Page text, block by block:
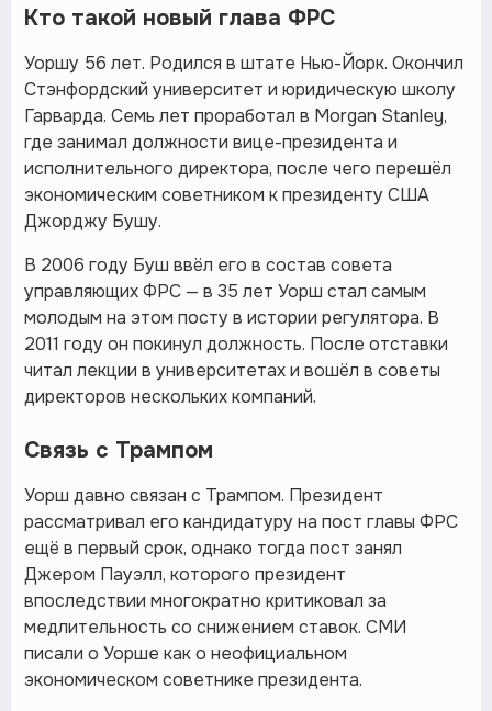
Кто такой новый глава ФРС
Уоршу 56 лет. Родился в штате Нью-Йорк. Окончил
Стэнфордский университет и юридическую школу
Гарварда. Семь лет проработал в Morgan Stanley,
где занимал должности вице-президента и
исполнительного директора, после чего перешёл
экономическим советником к президенту США
Джорджу Бушу.
В 2006 году Буш ввёл его в состав совета
управляющих ФРС — в 35 лет Уорш стал самым
молодым на этом посту в истории регулятора. В
2011 году он покинул должность. После отставки
читал лекции в университетах и вошёл в советы
директоров нескольких компаний.
Связь с Трампом
Уорш давно связан с Трампом. Президент
рассматривал его кандидатуру на пост главы ФРС
ещё в первый срок, однако тогда пост занял
Джером Пауэлл, которого президент
впоследствии многократно критиковал за
медлительность со снижением ставок. СМИ
писали о Уорше как о неофициальном
экономическом советнике президента.